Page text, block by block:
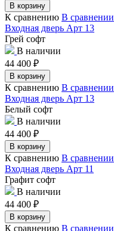
В корзину
К сравнению В сравнении
Входная дверь Арт 13
Грей софт
В наличии
44 400 ₽
В корзину
К сравнению В сравнении
Входная дверь Арт 13
Белый софт
В наличии
44 400 ₽
В корзину
К сравнению В сравнении
Входная дверь Арт 11
Графит софт
В наличии
44 400 ₽
В корзину
К сравнению В сравнении